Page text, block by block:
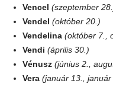
Vencel (szeptember
Vendel (október 20.)
Vendelina (október 7.,
Vendi (április 30.)
Vénusz (június 2.,
Vera (január 13.,